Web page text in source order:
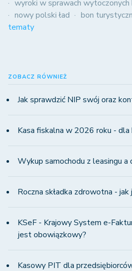
wyroki w sprawach wytoczonych
nowy polski ład
bon
tematy
ZOBACZ RÓWNIEŻ
Jak sprawdzić NIP swój oraz
Kasa fiskalna w 2026 roku - dla
Wykup samochodu z leasingu a
Roczna składka zdrowotna - jak
KSeF - Krajowy System e-
jest obowiązkowy?
Kasowy PIT dla